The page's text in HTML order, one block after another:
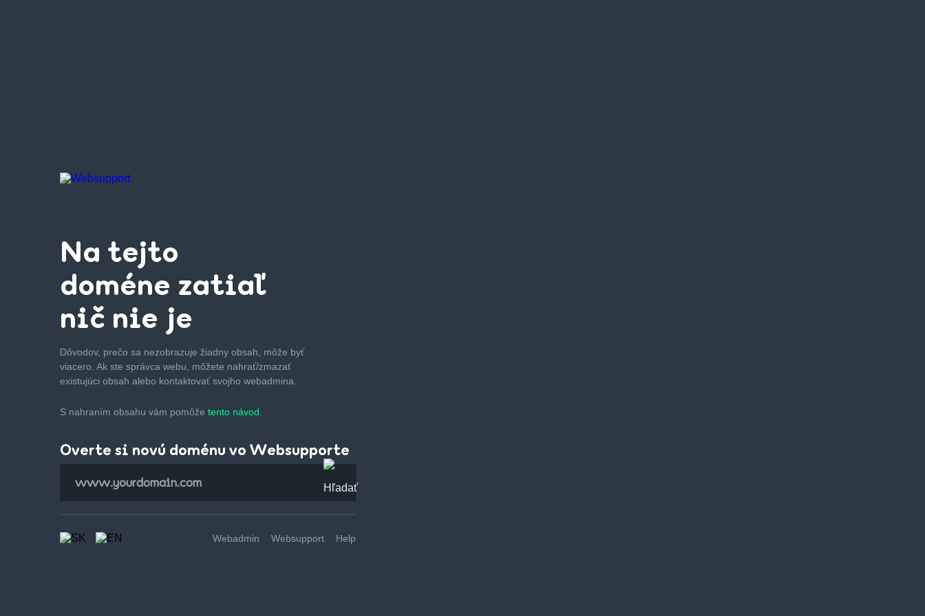
Na tejto
doméne zatiaľ
nič nie je
Dôvodov, prečo sa nezobrazuje žiadny obsah, môže byť
viacero. Ak ste správca webu, môžete nahrať/zmazať
existujúci obsah alebo kontaktovať svojho webadmina.
S nahraním obsahu vám pomôže tento návod.
Overte si novú doménu vo Websupporte
Webadmin Websupport Help